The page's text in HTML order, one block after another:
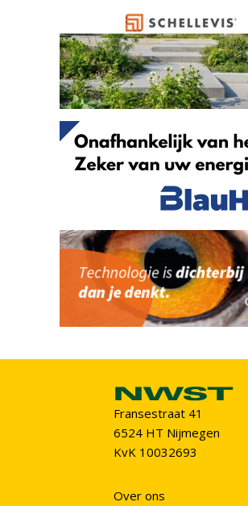
Fransestraat 41
6524 HT Nijmegen
KvK 10032693
Over ons